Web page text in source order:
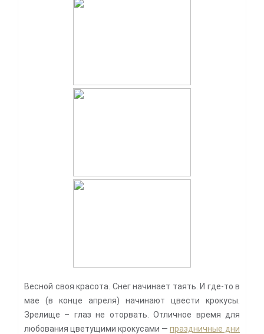
Весной своя красота. Снег начинает таять. И где-то в
мае (в конце апреля) начинают цвести крокусы.
Зрелище – глаз не оторвать. Отличное время для
любования цветущими крокусами — праздничные дни